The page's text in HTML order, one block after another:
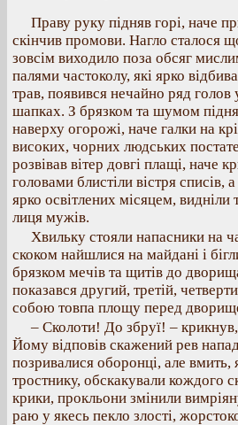
Праву руку підняв горі, наче
скінчив промови. Нагло сталося
зовсім виходило поза обсяг
палями частоколу, які ярко
трав, появився нечайно ряд голов
шапках. З брязком та шумом
наверху огорожі, наче галки на
високих, чорних людських
розвівав вітер довгі плащі, наче
головами блистіли вістря списів,
ярко освітлених місяцем, видніли
лиця мужів.
Хвильку стояли напасники на
скоком найшлися на майдані і
брязком мечів та щитів до
показався другий, третій,
собою товпа площу перед
– Сколоти! До збруї! –
Йому відповів скажений рев
позривалися оборонці, але
тростнику, обскакували кождого
крики, прокльони змінили
раю у якесь пекло злості,